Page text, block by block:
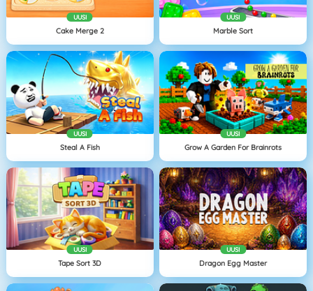
UUSI
Cake Merge 2
UUSI
Marble Sort
UUSI
Steal A Fish
UUSI
Grow A Garden For Brainrots
UUSI
Tape Sort 3D
UUSI
Dragon Egg Master